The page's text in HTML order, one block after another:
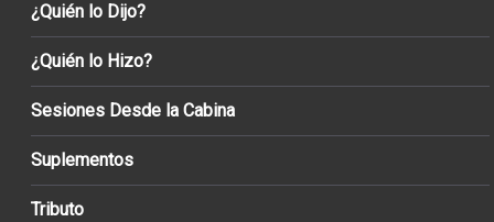
¿Quién lo Dijo?
¿Quién lo Hizo?
Sesiones Desde la Cabina
Suplementos
Tributo